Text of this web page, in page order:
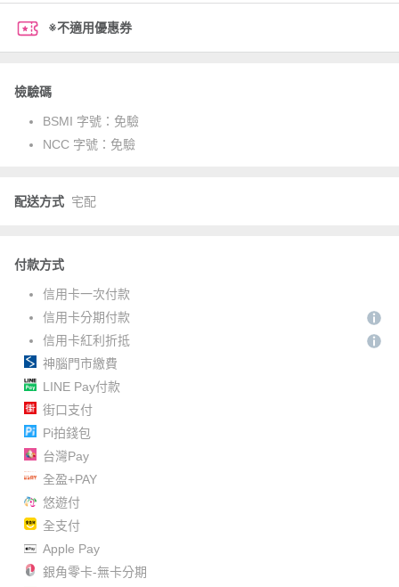
※不適用優惠券
檢驗碼
BSMI 字號： 免驗
NCC 字號： 免驗
配送方式 宅配
付款方式
信用卡一次付款
信用卡分期付款
信用卡紅利折抵
神腦門市繳費
LINE Pay付款
街口支付
Pi拍錢包
台灣Pay
全盈+PAY
悠遊付
全支付
Apple Pay
銀角零卡-無卡分期